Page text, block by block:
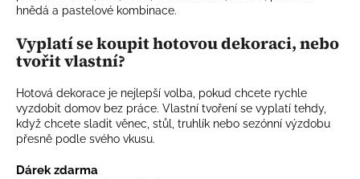
hnědá a pastelové kombinace.
Vyplatí se koupit hotovou dekoraci, nebo
tvořit vlastní?
Hotová dekorace je nejlepší volba, pokud chcete rychle
vyzdobit domov bez práce. Vlastní tvoření se vyplatí tehdy,
když chcete sladit věnec, stůl, truhlík nebo sezónní výzdobu
přesně podle svého vkusu.
Dárek zdarma